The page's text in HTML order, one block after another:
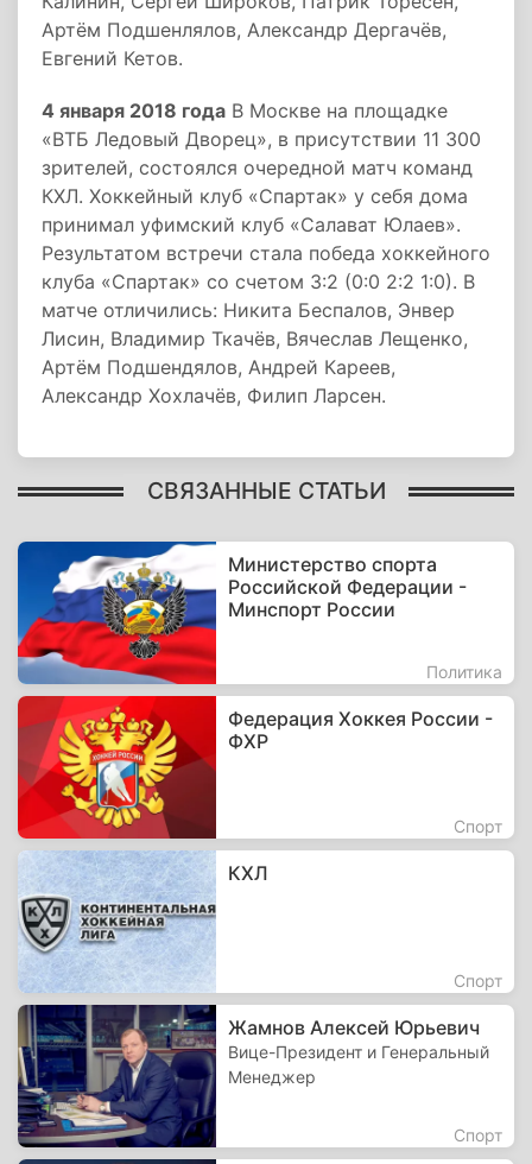
Артём Подшенлялов, Александр Дергачёв,
Евгений Кетов.
4 января 2018 года В Москве на площадке
«ВТБ Ледовый Дворец», в присутствии 11 300
зрителей, состоялся очередной матч команд
КХЛ. Хоккейный клуб «Спартак» у себя дома
принимал уфимский клуб «Салават Юлаев».
Результатом встречи стала победа хоккейного
клуба «Спартак» со счетом 3:2 (0:0 2:2 1:0). В
матче отличились: Никита Беспалов, Энвер
Лисин, Владимир Ткачёв, Вячеслав Лещенко,
Артём Подшендялов, Андрей Кареев,
Александр Хохлачёв, Филип Ларсен.
СВЯЗАННЫЕ СТАТЬИ
Министерство спорта
Российской Федерации -
Минспорт России
Политика
Федерация Хоккея России -
ФХР
Спорт
КХЛ
Спорт
Жамнов Алексей Юрьевич
Вице-Президент и Генеральный
Менеджер
Спорт